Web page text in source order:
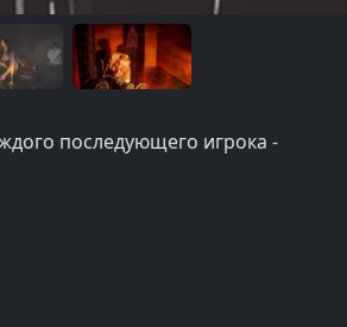
последующего игрока -